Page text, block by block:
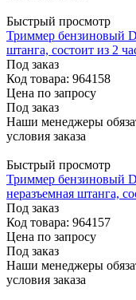
Быстрый просмотр
Триммер бензиновый
штанга, состоит из 2
Под заказ
Код товара: 964158
Цена по запросу
Под заказ
Наши менеджеры
условия заказа
Быстрый просмотр
Триммер бензиновый
неразъемная штанга,
Под заказ
Код товара: 964157
Цена по запросу
Под заказ
Наши менеджеры
условия заказа